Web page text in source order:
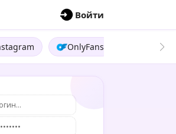
Войти
OnlyFans Boosty